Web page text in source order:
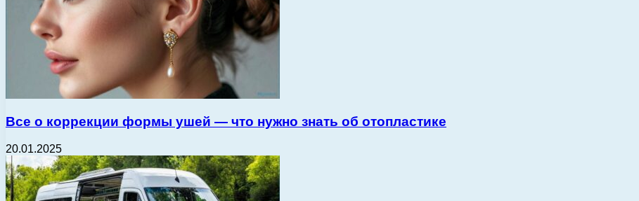
Все о коррекции формы ушей — что нужно знать об отопластике
20.01.2025